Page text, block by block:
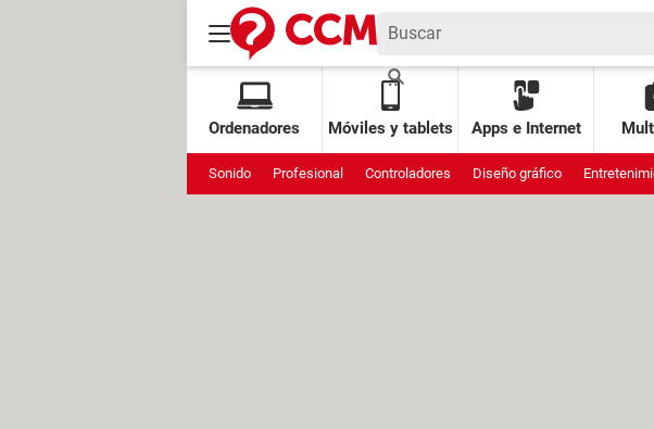
Ordenadores Móviles y tablets Apps e Internet
Sonido Profesional Controladores Diseño gráfico